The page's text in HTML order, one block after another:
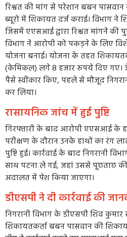
रिश्वत की मांग से परेशान बबन
ब्यूरो में शिकायत दर्ज कराई। विभाग ने
जिसमें एएसआई द्वारा रिश्वत मांगने की
विभाग ने आरोपी को पकड़ने के लिए
योजना बनाई। योजना के तहत
(केमिकल) लगे 8 हजार रुपये दिए गए।
पैसे स्वीकार किए, पहले से मौजूद
कर लिया।
रासायनिक जांच में हुई पुष्टि
गिरफ्तारी के बाद आरोपी एएसआई के
परीक्षण के दौरान उनके हाथों का रंग
पुष्टि हुई। कार्रवाई के बाद निगरानी
साथ पटना ले गई, जहां उससे पूछताछ
अदालत में पेश किया जाएगा।
डीएसपी ने दी कार्रवाई की
निगरानी विभाग के डीएसपी शिव
शिकायतकर्ता बबन पासवान की